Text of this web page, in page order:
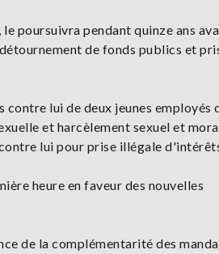
poursuivra pendant quinze ans
de fonds publics et
lui de deux jeunes employés
et harcèlement sexuel et
lui pour prise illégale
heure en faveur des nouvelles
de la complémentarité des